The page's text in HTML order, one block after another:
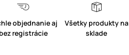
objednanie aj
registrácie
Všetky produkty na
sklade